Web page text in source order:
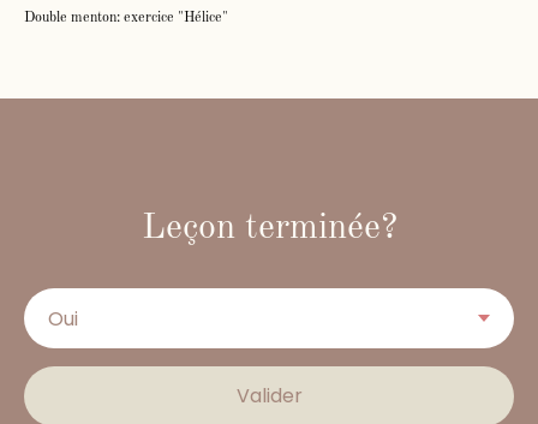
Double menton: exercice "Hélice"
Leçon terminée?
Valider